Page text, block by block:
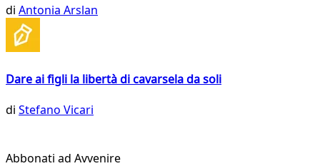
di Antonia Arslan
Dare ai figli la libertà di cavarsela da soli
di Stefano Vicari
Abbonati ad Avvenire